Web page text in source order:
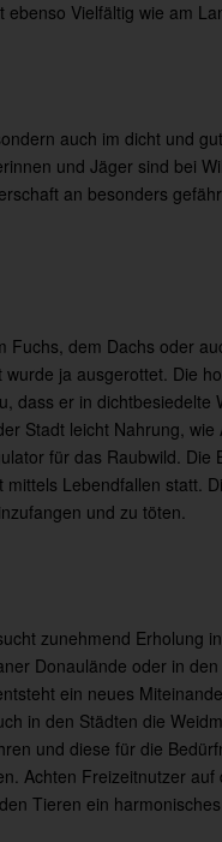
Vielfältig wie am
auch im dicht und
und Jäger sind bei
an besonders
Fuchs, dem Dachs oder
ja ausgerottet. Die
dass er in
Stadt leicht Nahrung,
für das Raubwild.
Lebendfallen statt.
und zu töten.
zunehmend Erholung
Donaulände oder in
ein neues
in den Städten die
und diese für die
Achten Freizeitnutzer
Tieren ein